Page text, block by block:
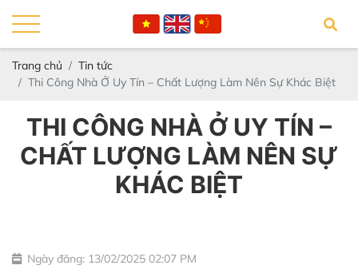
Trang chủ
Tin tức
Thi Công Nhà Ở Uy Tín – Chất Lượng Làm Nên Sự Khác Biệt
THI CÔNG NHÀ Ở UY TÍN –
CHẤT LƯỢNG LÀM NÊN SỰ
KHÁC BIỆT
Ngày đăng: 13/02/2025 02:07 PM